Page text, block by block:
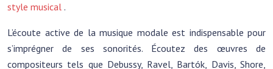
style musical .
L’écoute active de la musique modale est indispensable pour
s’imprégner de ses sonorités. Écoutez des œuvres de
compositeurs tels que Debussy, Ravel, Bartók, Davis, Shore,